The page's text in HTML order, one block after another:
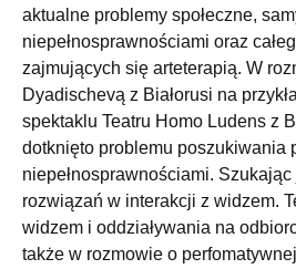
aktualne problemy społeczne,
niepełnosprawnościami oraz
zajmujących się arteterapią. W
Dyadischevą z Białorusi na
spektaklu Teatru Homo Ludens z
dotknięto problemu poszukiwania
niepełnosprawnościami.
rozwiązań w interakcji z widzem.
widzem i oddziaływania na
także w rozmowie o